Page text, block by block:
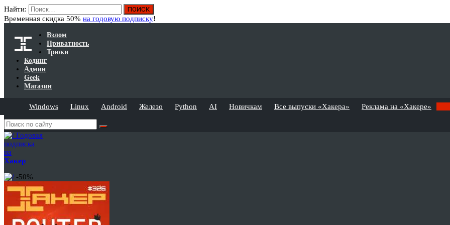
Найти:
Временная скидка 50% на годовую подписку!
Взлом
Приватность
Трюки
Кодинг
Админ
Geek
Магазин
Windows Linux Android Железо Python AI Новичкам Все выпуски «Хакера» Реклама на «Хакере»
Годовая
подписка
на
Хакер
-50%